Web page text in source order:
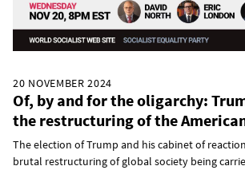
20 NOVEMBER 2024
Of, by and for the oligarchy:
the restructuring of the
The election of Trump and his cabinet of
brutal restructuring of global society being